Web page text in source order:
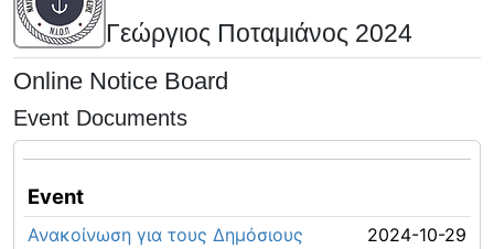
Γεώργιος Ποταμιάνος 2024
Online Notice Board
Event Documents
Event
Ανακοίνωση για τους Δημόσιους
2024-10-29